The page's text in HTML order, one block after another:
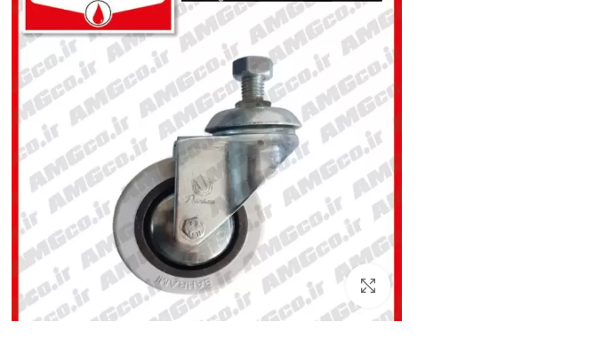
بزرگنمایی تصویر